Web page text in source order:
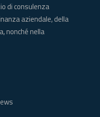
di consulenza
aziendale, della
nonché nella